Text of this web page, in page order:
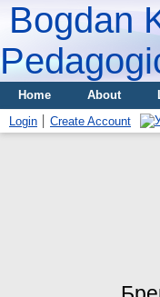
Bogdan
Home About
Login
Create Account